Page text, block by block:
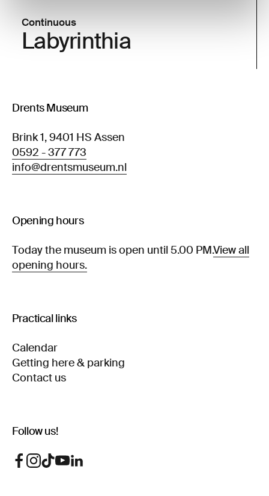
Continuous
Labyrinthia
Drents Museum
Brink 1, 9401 HS Assen
0592 - 377 773
info@drentsmuseum.nl
Opening hours
Today the museum is open until 5.00 PM.View all
opening hours.
Practical links
Calendar
Getting here & parking
Contact us
Follow us!